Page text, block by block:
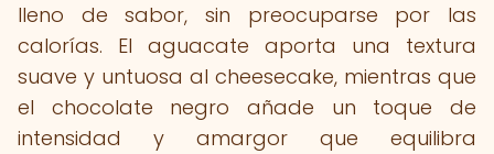
lleno de sabor, sin preocuparse por las
calorías. El aguacate aporta una textura
suave y untuosa al cheesecake, mientras que
el chocolate negro añade un toque de
intensidad y amargor que equilibra